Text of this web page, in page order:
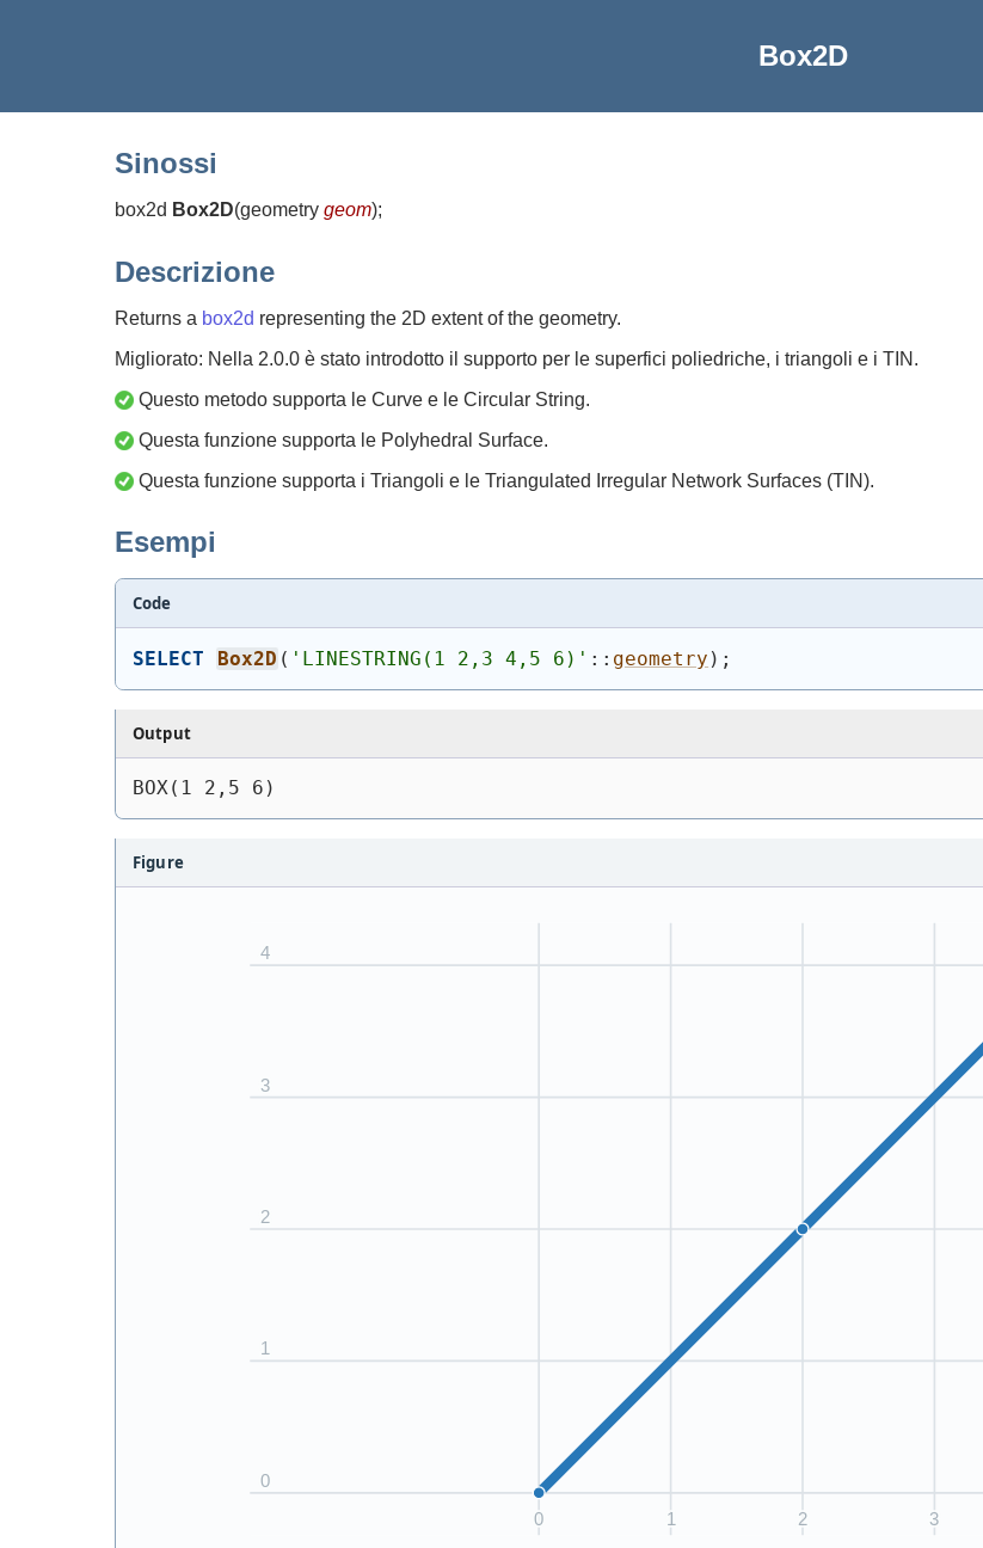
Box2D
Sinossi
box2d Box2D(geometry geom);
Descrizione
Returns a box2d representing the 2D extent of the geometry.
Migliorato: Nella 2.0.0 è stato introdotto il supporto per le superfici poliedriche, i triangoli e i TIN.
Questo metodo supporta le Curve e le Circular String.
Questa funzione supporta le Polyhedral Surface.
Questa funzione supporta i Triangoli e le Triangulated Irregular Network Surfaces (TIN).
Esempi
Code
SELECT Box2D ( ' LINESTRING(1 2,3 4,5 6) ' :: geometry ) ;
Output
BOX(1 2,5 6)
Figure